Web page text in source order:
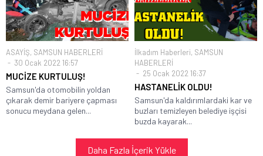
ASAYİŞ, SAMSUN HABERLERİ
30 Ocak 2022 16:57
MUCİZE KURTULUŞ!
Samsun'da otomobilin yoldan
çıkarak demir bariyere çapması
sonucu meydana gelen...
İlkadım Haberleri, SAMSUN
HABERLERİ
25 Ocak 2022 16:37
HASTANELİK OLDU!
Samsun'da kaldırımlardaki kar ve
buzları temizleyen belediye işçisi
buzda kayarak...
Daha Fazla İçerik Yükle